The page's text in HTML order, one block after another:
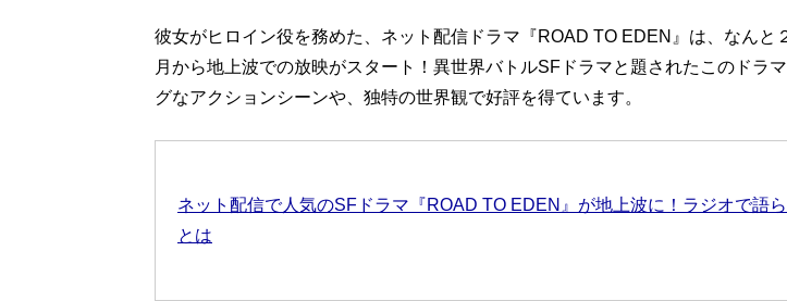
彼女がヒロイン役を務めた、ネット配信ドラマ『ROAD TO EDEN』は、なんと
月から地上波での放映がスタート！異世界バトルSFドラマと題されたこのドラ
グなアクションシーンや、独特の世界観で好評を得ています。
ネット配信で人気のSFドラマ『ROAD TO EDEN』が地上波に！ラジオで語
とは